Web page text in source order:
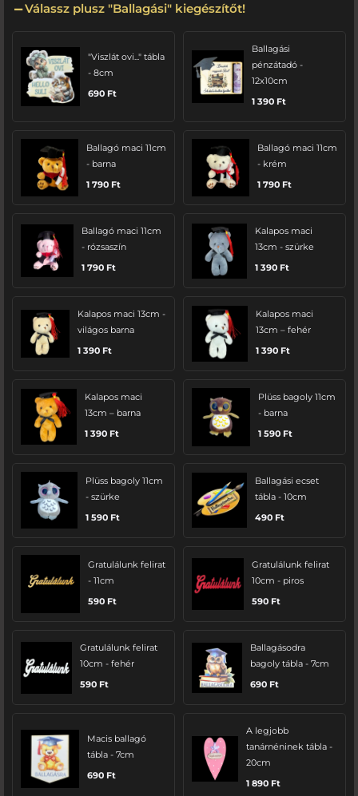
Válassz plusz "Ballagási" kiegészítőt!
"Viszlát ovi..." tábla
- 8cm
690 Ft
Ballagási
pénzátadó -
12x10cm
1 390 Ft
Ballagó maci 11cm
- barna
1 790 Ft
Ballagó maci 11cm
- krém
1 790 Ft
Ballagó maci 11cm
- rózsaszín
1 790 Ft
Kalapos maci
13cm - szürke
1 390 Ft
Kalapos maci 13cm -
világos barna
1 390 Ft
Kalapos maci
13cm – fehér
1 390 Ft
Kalapos maci
13cm – barna
1 390 Ft
Plüss bagoly 11cm
- barna
1 590 Ft
Plüss bagoly 11cm
- szürke
1 590 Ft
Ballagási ecset
tábla - 10cm
490 Ft
Gratulálunk felirat
- 11cm
590 Ft
Gratulálunk felirat
10cm - piros
590 Ft
Gratulálunk felirat
10cm - fehér
590 Ft
Ballagásodra
bagoly tábla - 7cm
690 Ft
Macis ballagó
tábla - 7cm
690 Ft
A legjobb
tanárnéninek tábla -
20cm
1 890 Ft